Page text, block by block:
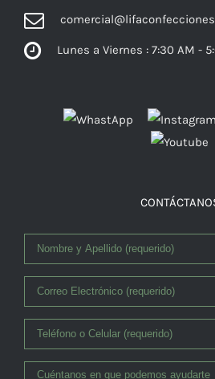
Lunes a Viernes : 7:30 AM -